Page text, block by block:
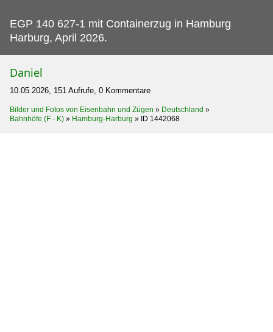
EGP 140 627-1 mit Containerzug in Hamburg
Harburg, April 2026.
Daniel
10.05.2026, 151 Aufrufe, 0 Kommentare
Bilder und Fotos von Eisenbahn und Zügen » Deutschland »
Bahnhöfe (F - K) » Hamburg-Harburg » ID 1442068